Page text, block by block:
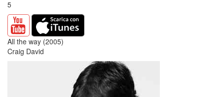
5
All the way (2005)
Craig David